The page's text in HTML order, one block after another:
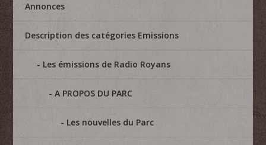
Annonces
Description des catégories Emissions
Les émissions de Radio Royans
A PROPOS DU PARC
Les nouvelles du Parc